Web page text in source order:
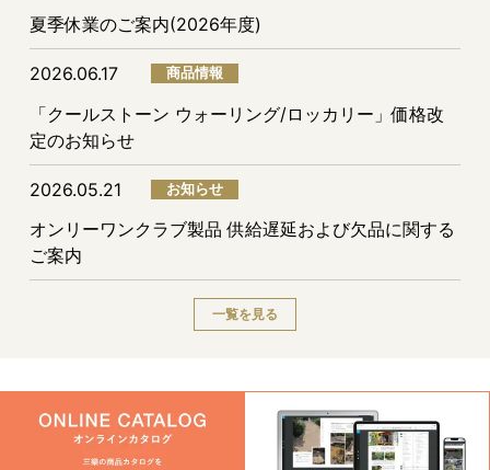
夏季休業のご案内(2026年度)
2026.06.17 商品情報
「クールストーン ウォーリング/ロッカリー」価格改
定のお知らせ
2026.05.21 お知らせ
オンリーワンクラブ製品 供給遅延および欠品に関する
ご案内
一覧を見る